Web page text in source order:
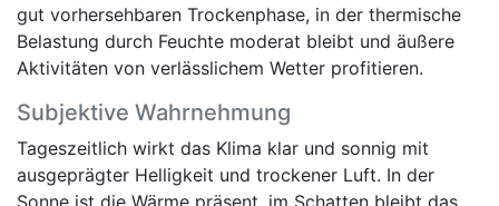
gut vorhersehbaren Trockenphase, in der thermische
Belastung durch Feuchte moderat bleibt und äußere
Aktivitäten von verlässlichem Wetter profitieren.
Subjektive Wahrnehmung
Tageszeitlich wirkt das Klima klar und sonnig mit
ausgeprägter Helligkeit und trockener Luft. In der
Sonne ist die Wärme präsent, im Schatten bleibt das